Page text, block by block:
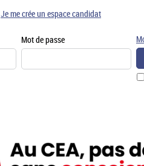
Mot de passe
Je me crée un espace candidat